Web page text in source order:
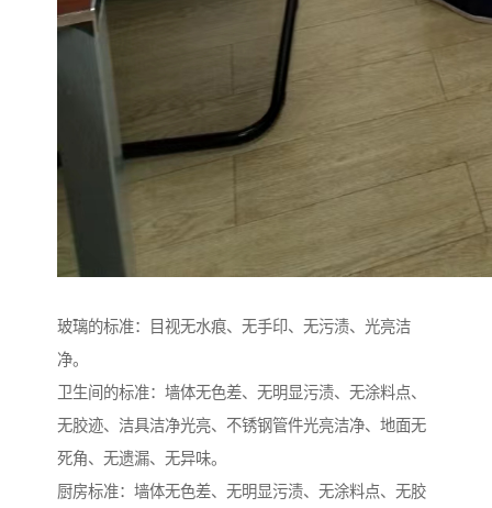
玻璃的标准：目视无水痕、无手印、无污渍、光亮洁
净。
卫生间的标准：墙体无色差、无明显污渍、无涂料点、
无胶迹、洁具洁净光亮、不锈钢管件光亮洁净、地面无
死角、无遗漏、无异味。
厨房标准：墙体无色差、无明显污渍、无涂料点、无胶